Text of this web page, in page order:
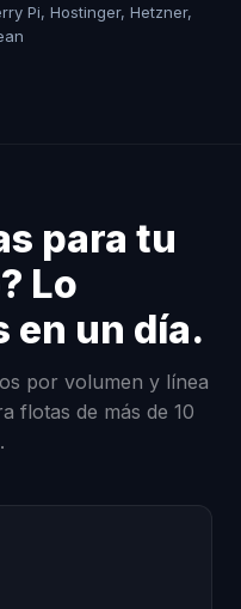
Pi, Hostinger, Hetzner,
para tu
Lo
en un día.
por volumen y línea
flotas de más de 10